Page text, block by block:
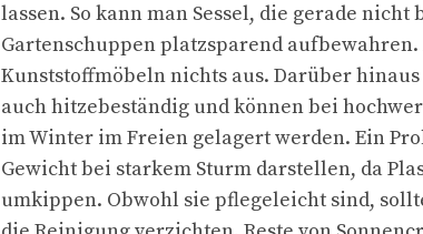
lassen. So kann man Sessel, die gerade
Gartenschuppen platzsparend aufbewahren.
Kunststoffmöbeln nichts aus. Darüber
auch hitzebeständig und können bei
im Winter im Freien gelagert werden. Ein
Gewicht bei starkem Sturm darstellen, da
umkippen. Obwohl sie pflegeleicht sind,